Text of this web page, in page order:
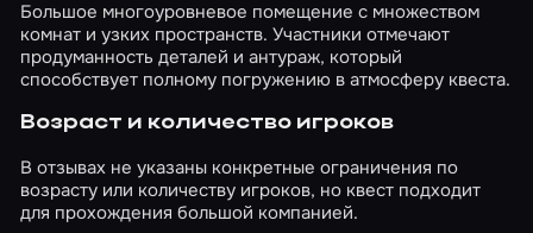
Большое многоуровневое помещение с множеством
комнат и узких пространств. Участники отмечают
продуманность деталей и антураж, который
способствует полному погружению в атмосферу квеста.
Возраст и количество игроков
В отзывах не указаны конкретные ограничения по
возрасту или количеству игроков, но квест подходит
для прохождения большой компанией.